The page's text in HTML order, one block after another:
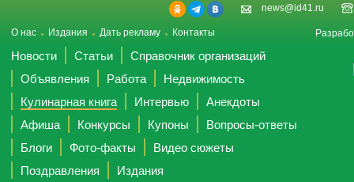
news@id41.ru
О нас Издания Дать рекламу Контакты
Новости Статьи
Справочник организаций
Объявления
Работа
Недвижимость
Кулинарная книга
Интервью
Анекдоты
Афиша
Конкурсы Купоны
Вопросы-ответы
Блоги
Фото-факты
Видео сюжеты
Поздравления
Издания